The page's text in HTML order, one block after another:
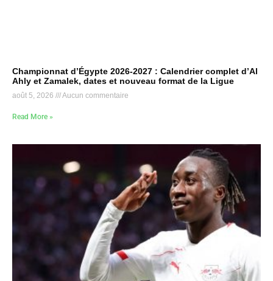
Championnat d’Égypte 2026-2027 : Calendrier complet d’Al
Ahly et Zamalek, dates et nouveau format de la Ligue
août 5, 2026 Aucun commentaire
Read More »